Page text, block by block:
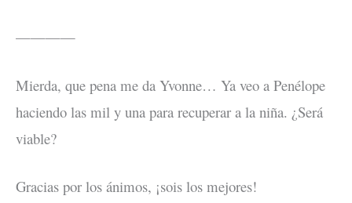
————
Mierda, que pena me da Yvonne… Ya veo a Penélope
haciendo las mil y una para recuperar a la niña. ¿Será
viable?
Gracias por los ánimos, ¡sois los mejores!